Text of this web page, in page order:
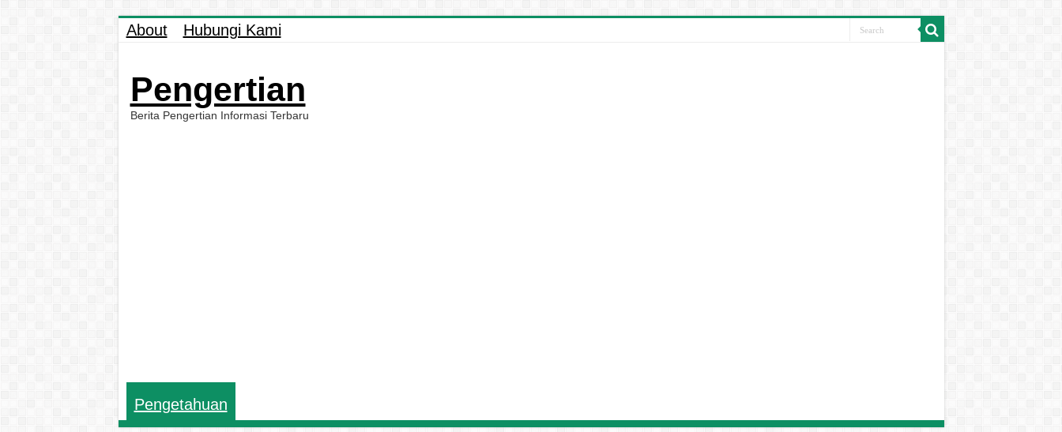
About Hubungi Kami
Pengertian
Berita Pengertian Informasi Terbaru
Pengetahuan